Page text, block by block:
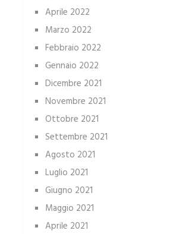
Aprile 2022
Marzo 2022
Febbraio 2022
Gennaio 2022
Dicembre 2021
Novembre 2021
Ottobre 2021
Settembre 2021
Agosto 2021
Luglio 2021
Giugno 2021
Maggio 2021
Aprile 2021